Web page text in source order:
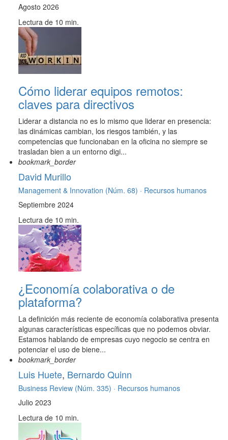
Agosto 2026
Lectura de 10 min.
Cómo liderar equipos remotos:
claves para directivos
Liderar a distancia no es lo mismo que liderar en presencia:
las dinámicas cambian, los riesgos también, y las
competencias que funcionaban en la oficina no siempre se
trasladan bien a un entorno digi...
bookmark_border
David Murillo
Management & Innovation (Núm. 68) · Recursos humanos
Septiembre 2024
Lectura de 10 min.
¿Economía colaborativa o de
plataforma?
La definición más reciente de economía colaborativa presenta
algunas características específicas que no podemos obviar.
Estamos hablando de empresas cuyo negocio se centra en
potenciar el uso de biene...
bookmark_border
Luis Huete, Bernardo Quinn
Business Review (Núm. 335) · Recursos humanos
Julio 2023
Lectura de 10 min.